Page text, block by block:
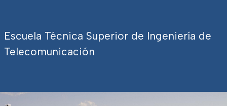
Escuela Técnica Superior de Ingeniería de
Telecomunicación